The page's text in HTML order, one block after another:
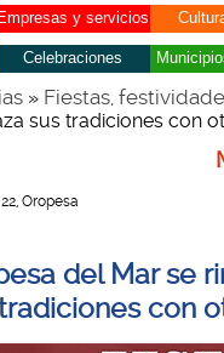
Empresas y servicios
Celebraciones
» Fiestas,
sus tradiciones con
Oropesa
del Mar se
con